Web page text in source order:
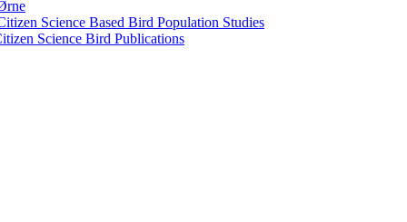
Science Based Bird Population Studies
Science Bird Publications